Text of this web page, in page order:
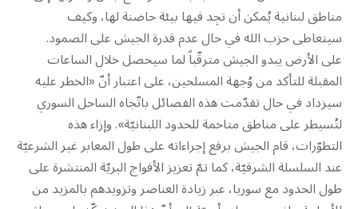
مناطق لبنانية يُمكن أن تجِد فيها بيئة حاضنة لها، وكيف
سيتعاطى حزب الله في حال عدم قدرة الجيش على الصمود.
على الأرض يبدو الجيش مترقّباً لما سيحصل خلال الساعات
المقبلة للتأكد من وُجهة المسلحين، على اعتبار أنّ «الخطر عليه
سيزداد في حال تقدّمت هذه الفصائل باتّجاه الساحل السوري
لتُسيطر على مناطق متاخمة للحدود اللبنانيّة». وإزاء هذه
التطوّرات، قام الجيش برفع إجراءاته على طول المعابر غير الشرعيّة
عند السلسلة الشرقيّة، كما تمّ تعزيز الأفواج البريّة المنتشرة على
طول الحدود مع سوريا، عبر زيادة العناصر وتزويدهم بالمزيد من